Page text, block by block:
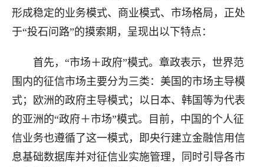
形成稳定的业务模式、商业模式、市场格局，正处
于“投石问路”的摸索期，呈现出以下特点：
首先，“市场＋政府”模式。章政表示，世界范
围内的征信市场主要分为三类：美国的市场主导模
式；欧洲的政府主导模式；以日本、韩国等为代表
的亚洲的“政府＋市场”模式。目前，中国的个人征
信业务也遵循了这一模式，即央行建立金融信用信
息基础数据库并对征信业实施管理，同时引导各市